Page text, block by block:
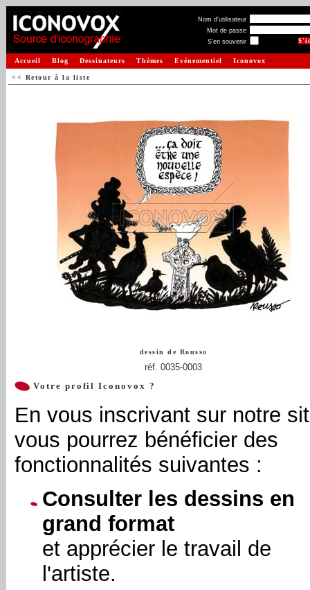
Nom d'utilisateur
Mot de passe
S'en souvenir
Accueil Blog Dessinateurs Thèmes Evénementiel Iconovox
<< Retour à la liste
dessin de Rousso
réf. 0035-0003
Votre profil Iconovox ?
En vous inscrivant sur notre
vous pourrez bénéficier des
fonctionnalités suivantes :
Consulter les dessins en
grand format
et apprécier le travail de
l'artiste.